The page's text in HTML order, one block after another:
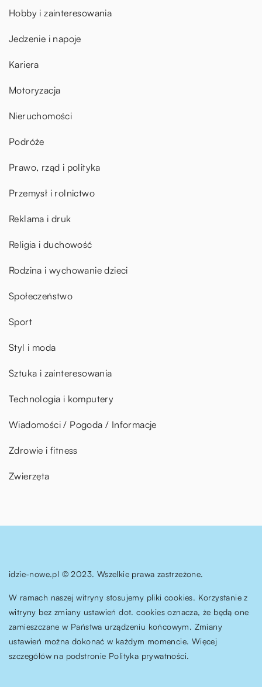
Hobby i zainteresowania
Jedzenie i napoje
Kariera
Motoryzacja
Nieruchomości
Podróże
Prawo, rząd i polityka
Przemysł i rolnictwo
Reklama i druk
Religia i duchowość
Rodzina i wychowanie dzieci
Społeczeństwo
Sport
Styl i moda
Sztuka i zainteresowania
Technologia i komputery
Wiadomości / Pogoda / Informacje
Zdrowie i fitness
Zwierzęta
idzie-nowe.pl © 2023. Wszelkie prawa zastrzeżone.
W ramach naszej witryny stosujemy pliki cookies. Korzystanie z
witryny bez zmiany ustawień dot. cookies oznacza, że będą one
zamieszczane w Państwa urządzeniu końcowym. Zmiany
ustawień można dokonać w każdym momencie. Więcej
szczegółów na podstronie Polityka prywatności.